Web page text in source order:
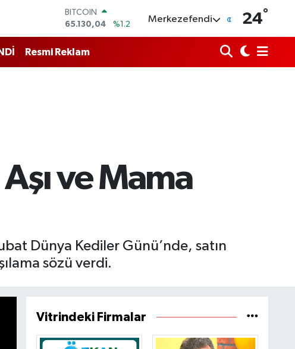
DOLAR
47,7436
%0.18
55,2510
Merkezefendi 24°
Resmi Reklam
ve Mama
Dünya Kediler Günü’nde, satın
sözü verdi.
Vitrindeki Firmalar